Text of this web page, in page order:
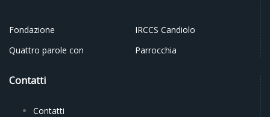
Fondazione
IRCCS Candiolo
Quattro parole con
Parrocchia
Contatti
Contatti